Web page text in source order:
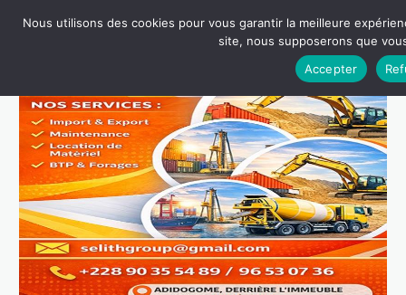
Nous utilisons des cookies pour vous garantir la meilleure
site, nous supposerons que
Accepter